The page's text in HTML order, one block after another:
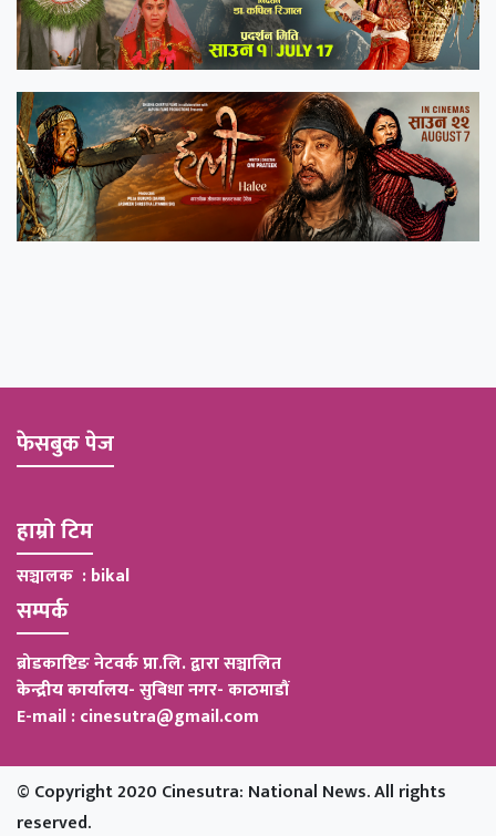
फेसबुक पेज
हाम्रो टिम
सञ्चालक : bikal
सम्पर्क
ब्रोडकाष्टिङ नेटवर्क प्रा.लि. द्वारा सञ्चालित
केन्द्रीय कार्यालय-सुबिधा नगर- काठमाडौं
E-mail : cinesutra@gmail.com
© Copyright 2020 Cinesutra: National News. All rights
reserved.